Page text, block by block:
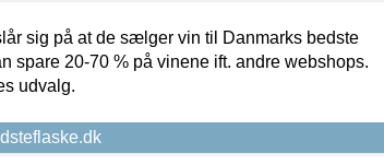
sig på at de sælger vin til Danmarks bedste
spare 20-70 % på vinene ift. andre webshops.
udvalg.